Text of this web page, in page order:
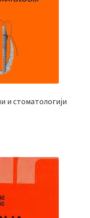
и стоматологији